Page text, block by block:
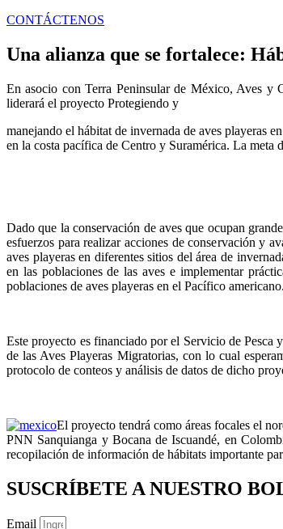
CONTÁCTENOS
Una alianza que se fortalece:
En asocio con Terra Peninsular de México, Aves y
liderará el proyecto Protegiendo y
manejando el hábitat de invernada de aves playeras
en la costa pacífica de Centro y Suramérica. La meta
Dado que la conservación de aves que ocupan
esfuerzos para realizar acciones de conservación y
aves playeras en diferentes sitios del área de
en las poblaciones de las aves e implementar
poblaciones de aves playeras en el Pacífico americano.
Este proyecto es financiado por el Servicio de
de las Aves Playeras Migratorias, con lo cual
protocolo de conteos y análisis de datos de dicho
El proyecto tendrá como áreas focales el
PNN Sanquianga y Bocana de Iscuandé, en
recopilación de información de hábitats importante
SUSCRÍBETE A NUESTRO
Email